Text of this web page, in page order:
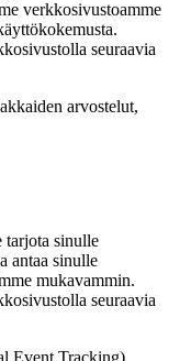
verkkosivustoamme
seuraavia
arvostelut,
tarjota sinulle
antaa sinulle
mukavammin.
seuraavia